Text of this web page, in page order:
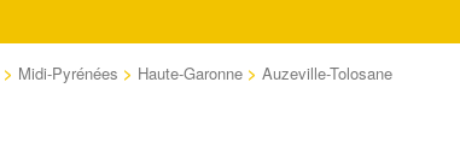
> Midi-Pyrénées > Haute-Garonne > Auzeville-Tolosane